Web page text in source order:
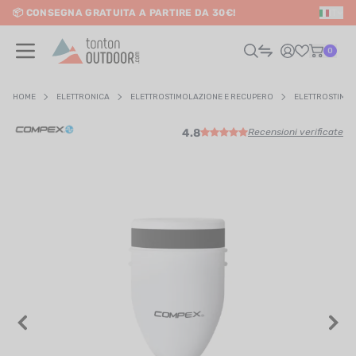
content
📦 CONSEGNA GRATUITA A PARTIRE DA 30€!
0
HOME ELETTRONICA ELETTROSTIMOLAZIONE E RECUPERO
4.8 Recensioni verificate